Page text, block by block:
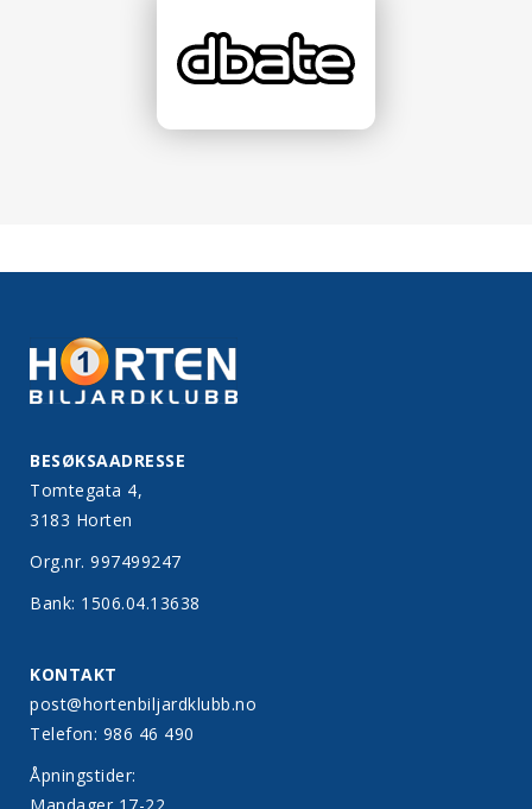
BESØKSAADRESSE
Tomtegata 4,
3183 Horten
Org.nr. 997499247
Bank: 1506.04.13638
KONTAKT
post@hortenbiljardklubb.no
Telefon: 986 46 490
Åpningstider: